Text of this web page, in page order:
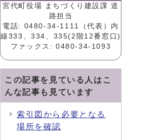
宮代町役場 まちづくり建設課 道
路担当
電話: 0480-34-1111（代表）内
線333、334、335(2階12番窓口)
ファックス: 0480-34-1093
この記事を見ている人はこ
んな記事も見ています
索引図から必要となる
場所を確認